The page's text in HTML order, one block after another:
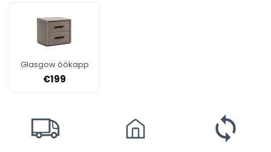
Glasgow öökapp
€199